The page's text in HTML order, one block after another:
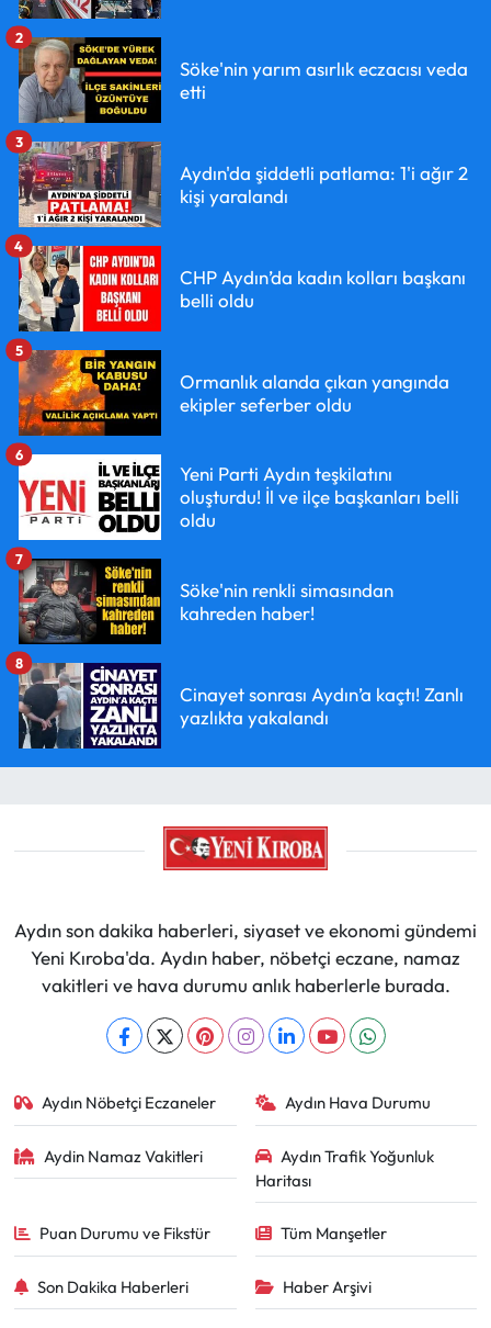
Söke'nin yarım asırlık eczacısı veda
etti
2
Aydın'da şiddetli patlama: 1'i ağır 2
kişi yaralandı
3
CHP Aydın’da kadın kolları başkanı
belli oldu
4
Ormanlık alanda çıkan yangında
ekipler seferber oldu
5
Yeni Parti Aydın teşkilatını
oluşturdu! İl ve ilçe başkanları belli
oldu
6
Söke'nin renkli simasından
kahreden haber!
7
Cinayet sonrası Aydın’a kaçtı! Zanlı
yazlıkta yakalandı
8
Aydın son dakika haberleri, siyaset ve ekonomi gündemi
Yeni Kıroba'da. Aydın haber, nöbetçi eczane, namaz
vakitleri ve hava durumu anlık haberlerle burada.
Aydın Nöbetçi Eczaneler Aydın Hava Durumu
Aydin Namaz Vakitleri
Aydın Trafik Yoğunluk
Haritası
Puan Durumu ve Fikstür Tüm Manşetler
Son Dakika Haberleri Haber Arşivi